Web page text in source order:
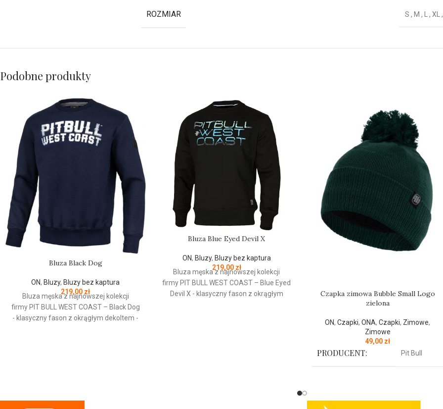
ROZMIAR S , M , L , XL
Podobne produkty
Bluza Black Dog
ON, Bluzy, Bluzy bez kaptura
219,00 zł
Bluza męska z najnowszej kolekcji
firmy PIT BULL WEST COAST– Black Dog
- klasyczny fason z okrągłym dekoltem -
Bluza Blue Eyed Devil X
ON, Bluzy, Bluzy bez kaptura
219,00 zł
Bluza męska z najnowszej kolekcji
firmy PIT BULL WEST COAST – Blue Eyed
Devil X - klasyczny fason z okrągłym
Czapka zimowa Bubble Small Logo
zielona
ON,Czapki,ONA,Czapki, Zimowe,
Zimowe
49,00 zł
PRODUCENT: Pit Bull